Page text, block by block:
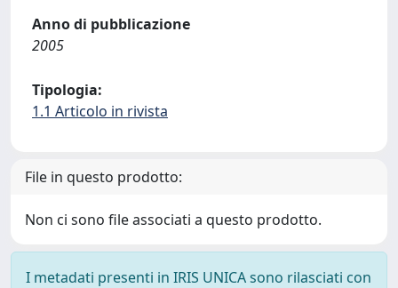
Anno di pubblicazione
2005
Tipologia:
1.1 Articolo in rivista
File in questo prodotto:
Non ci sono file associati a questo prodotto.
I metadati presenti in IRIS UNICA sono rilasciati con